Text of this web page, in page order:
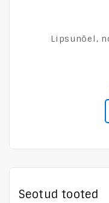
Lipsunõel,
Seotud tooted